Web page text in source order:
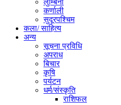
लुम्बिनी
कर्णाली
सुदूरपश्चिम
कला/ साहित्य
अन्य
सूचना प्रविधि
अपराध
बिचार
कृषि
पर्यटन
धर्म/संस्कृति
राशिफल